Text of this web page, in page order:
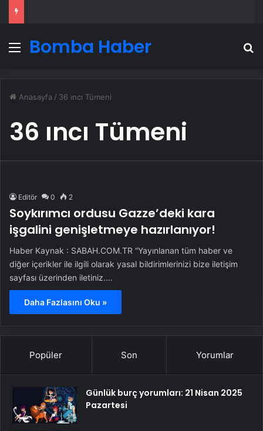
Menü
Bomba Haber
Anasayfa / 36 ıncı Tümeni
36 ıncı Tümeni
Editör 0 2
Soykırımcı ordusu Gazze’deki kara
işgalini genişletmeye hazırlanıyor!
Haber Kaynak : SABAH.COM.TR “Yayınlanan tüm haber ve
diğer içerikler ile ilgili olarak yasal bildirimlerinizi bize iletişim
sayfası üzerinden iletiniz.…
Daha Fazlasını Oku »
Popüler Son Yorumlar
Günlük burç yorumları: 21 Nisan 2025
Pazartesi